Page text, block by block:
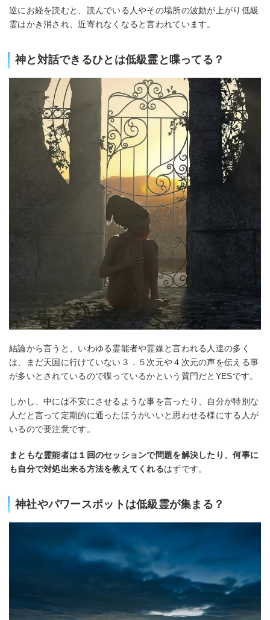
逆にお経を読むと、読んでいる人やその場所の波動が上がり低級
霊はかき消され、近寄れなくなると言われています。
神と対話できるひとは低級霊と喋ってる？
結論から言うと、いわゆる霊能者や霊媒と言われる人達の多く
は、まだ天国に行けていない３．５次元や４次元の声を伝える事
が多いとされているので喋っているかという質門だとYESです。
しかし、中には不安にさせるような事を言ったり、自分が特別な
人だと言って定期的に通ったほうがいいと思わせる様にする人が
いるので要注意です。
まともな霊能者は１回のセッションで問題を解決したり、何事に
も自分で対処出来る方法を教えてくれるはずです。
神社やパワースポットは低級霊が集まる？